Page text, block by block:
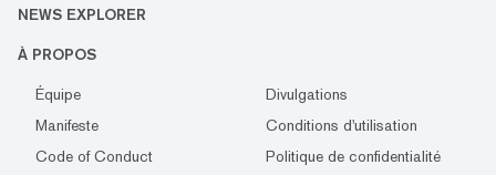
NEWS EXPLORER
À PROPOS
Équipe
Divulgations
Manifeste
Conditions d'utilisation
Code of Conduct
Politique de confidentialité